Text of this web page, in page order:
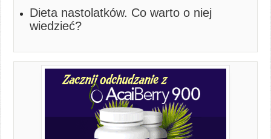
Dieta nastolatków. Co warto o niej
wiedzieć?